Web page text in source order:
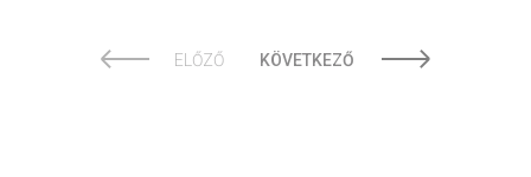
ELŐZŐ KÖVETKEZŐ